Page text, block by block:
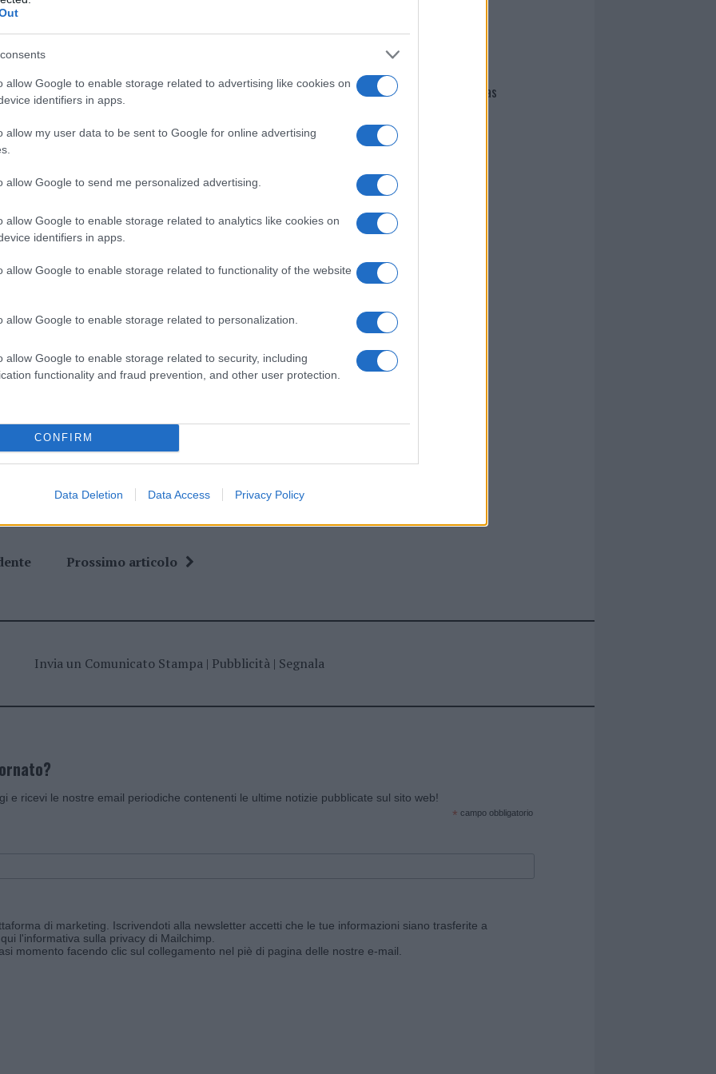
allow Google to enable storage related to advertising like cookies on
identifiers in apps.
allow my user data to be sent to Google for online advertising
allow Google to send me personalized advertising.
allow Google to enable storage related to analytics like cookies on
identifiers in apps.
allow Google to enable storage related to functionality of the website
allow Google to enable storage related to personalization.
allow Google to enable storage related to security, including
functionality and fraud prevention, and other user protection.
CONFIRM
Data Deletion Data Access Privacy Policy
nella sezioneLogindal menù del sito o
i tuoi video e le tue foto
+39 345 356 7512
di GalluraOggi.it
news da
Prossimo articolo
Giovannimaria Cabras
Invia un Comunicato Stampa| Pubblicità| Segnala
e ricevi le nostre email periodiche contenenti le ultime notizie pubblicate sul sito web!
* campo obbligatorio
di marketing. Iscrivendoti alla newsletter accetti che le tue informazioni siano trasferite a
l'informativa sulla privacy di Mailchimp
momento facendo clic sul collegamento nel piè di pagina delle nostre e-mail.